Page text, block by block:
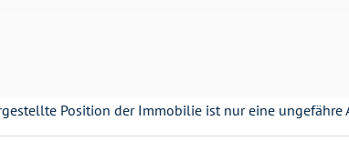
Position der Immobilie ist nur eine ungefähre